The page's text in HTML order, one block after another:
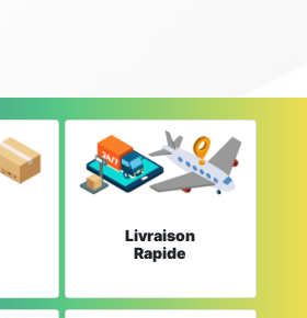
Livraison
Rapide